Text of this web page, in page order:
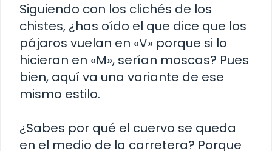
Siguiendo con los clichés de los
chistes, ¿has oído el que dice que los
pájaros vuelan en «V» porque si lo
hicieran en «M», serían moscas? Pues
bien, aquí va una variante de ese
mismo estilo.
¿Sabes por qué el cuervo se queda
en el medio de la carretera? Porque